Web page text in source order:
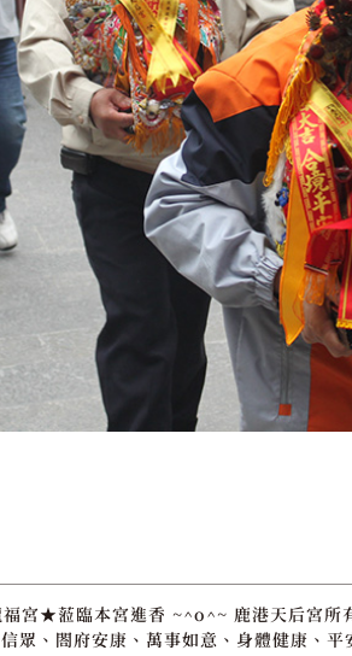
宮★蒞臨本宮進香 ~^o^~ 鹿港天后宮所
眾、閤府安康、萬事如意、身體健康、